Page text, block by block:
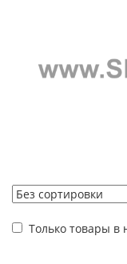
Только товары в